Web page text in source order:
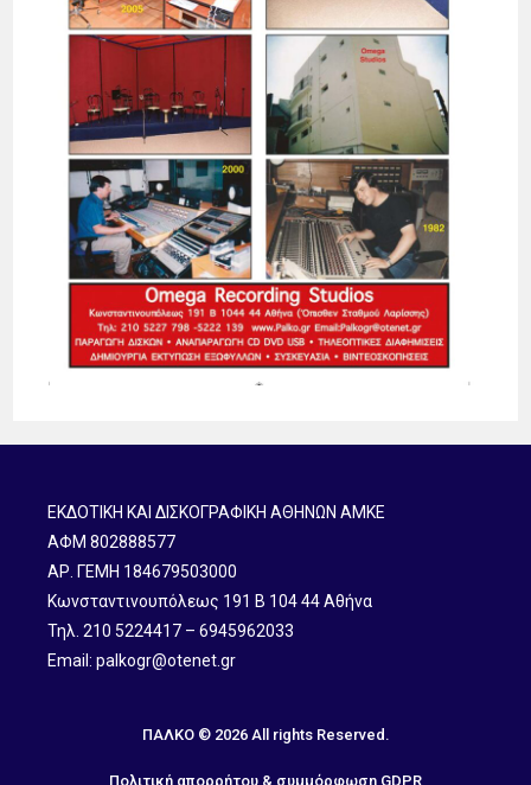
ΕΚΔΟΤΙΚΗ ΚΑΙ ΔΙΣΚΟΓΡΑΦΙΚΗ ΑΘΗΝΩΝ ΑΜΚΕ
ΑΦΜ 802888577
ΑΡ. ΓΕΜΗ 184679503000
Κωνσταντινουπόλεως 191 B 104 44 Αθήνα
Τηλ. 210 5224417 – 6945962033
Email: palkogr@otenet.gr
ΠΑΛΚΟ © 2026 All rights Reserved.
Πολιτική απορρήτου & συμμόρφωση GDPR